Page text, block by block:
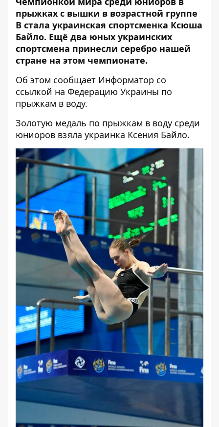
прыжках с вышки в возрастной группе
В стала украинская спортсменка Ксюша
Байло. Ещё два юных украинских
спортсмена принесли серебро нашей
стране на этом чемпионате.
Об этом сообщает Информатор со
ссылкой на Федерацию Украины по
прыжкам в воду.
Золотую медаль по прыжкам в воду среди
юниоров взяла украинка Ксения Байло.